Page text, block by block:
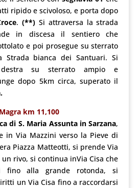
ripido e scivoloso, e porta dopo
. (**) Si attraversa la strada
in discesa il sentiero che
e poi prosegue su sterrato
Strada bianca dei Santuari. Si
destra su sterrato ampio e
dopo 5km circa, superato il
km 11,100
di S. Maria Assunta in Sarzana,
in Via Mazzini verso la Pieve di
Piazza Matteotti, si prende Via
rivo, si continua inVia Cisa che
fino alla grande rotonda, si
un Via Cisa fino a raccordarsi